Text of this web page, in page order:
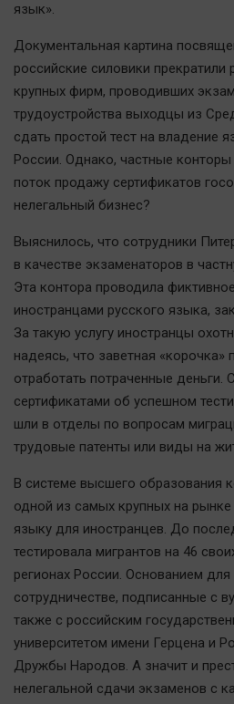
Новости компаний
Прогулки по городу Ч
Статистика
Челябинск космический
Другие рубрики
Bookworms
English version
Online-консультация
Актуальная тема
Блогеркуль
Быстрый медиазавод
Вирус чтения
Вкусное
Гороскоп
Дети
ЖКХ
Качество жизни
Конкурс
Народная журналистика
Наука
язык».
Документальная картина
российские силовики прекратили
крупных фирм, проводивших
трудоустройства выходцы из
сдать простой тест на владение
России. Однако, частные
поток продажу сертификатов
нелегальный бизнес?
Выяснилось, что сотрудники
в качестве экзаменаторов в
Эта контора проводила
иностранцами русского языка,
За такую услугу иностранцы
надеясь, что заветная
отработать потраченные деньги.
сертификатами об успешном
шли в отделы по вопросам
трудовые патенты или виды на
В системе высшего образования
одной из самых крупных на
языку для иностранцев. До
тестировала мигрантов на 46
регионах России. Основанием
сотрудничестве, подписанные с
также с российским
университетом имени Герцена и
Дружбы Народов. А значит и
нелегальной сдачи экзаменов с